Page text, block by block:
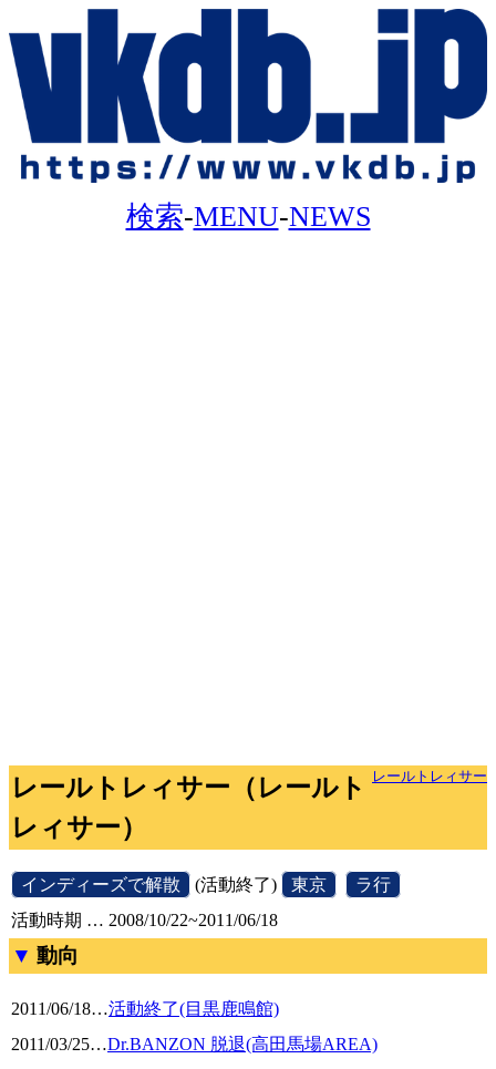
検索-MENU-NEWS
レールトレィサー
レールトレィサー（レールト
レィサー）
インディーズで解散 (活動終了) 東京 ラ行
活動時期 … 2008/10/22~2011/06/18
動向
2011/06/18…活動終了(目黒鹿鳴館)
2011/03/25…Dr.BANZON 脱退(高田馬場AREA)